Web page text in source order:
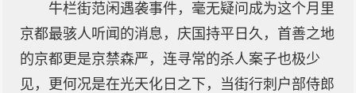
牛栏街范闲遇袭事件，毫无疑问成为这个月里
京都最骇人听闻的消息，庆国持平日久，首善之地
的京都更是京禁森严，连寻常的杀人案子也极少
见，更何况是在光天化日之下，当街行刺户部侍郎